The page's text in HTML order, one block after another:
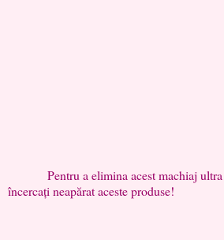
Pentru a elimina acest machiaj ultra
încercați neapărat aceste produse!